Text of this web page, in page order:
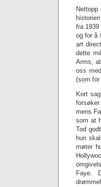
fra
og for å
art
dette
Arms,
oss
(som
Kort
mens
som at
Tod
hun
møter
Faye.